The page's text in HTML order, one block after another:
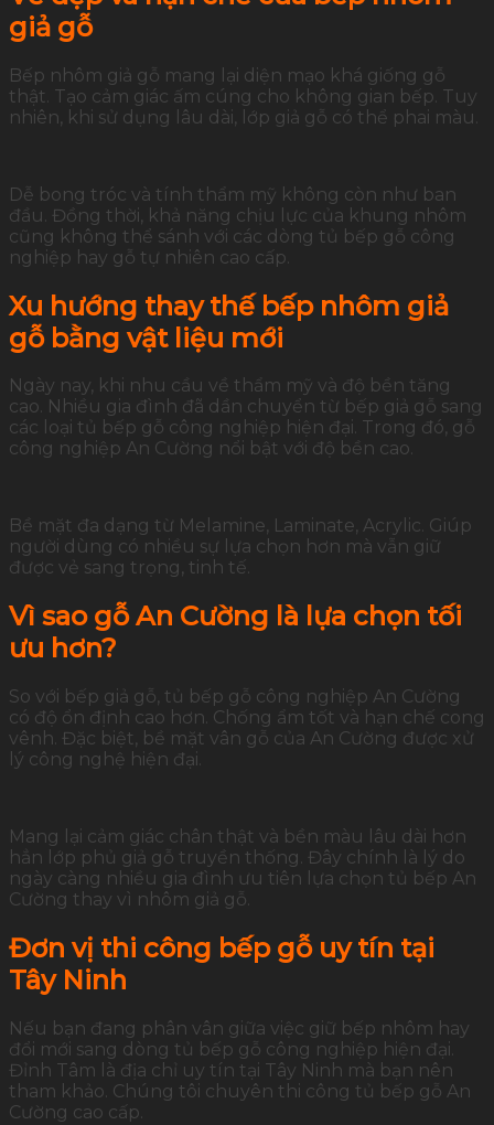
giả gỗ
Bếp nhôm giả gỗ mang lại diện mạo khá giống gỗ
thật. Tạo cảm giác ấm cúng cho không gian bếp. Tuy
nhiên, khi sử dụng lâu dài, lớp giả gỗ có thể phai màu.
Dễ bong tróc và tính thẩm mỹ không còn như ban
đầu. Đồng thời, khả năng chịu lực của khung nhôm
cũng không thể sánh với các dòng tủ bếp gỗ công
nghiệp hay gỗ tự nhiên cao cấp.
Xu hướng thay thế bếp nhôm giả
gỗ bằng vật liệu mới
Ngày nay, khi nhu cầu về thẩm mỹ và độ bền tăng
cao. Nhiều gia đình đã dần chuyển từ bếp giả gỗ sang
các loại tủ bếp gỗ công nghiệp hiện đại. Trong đó, gỗ
công nghiệp An Cường nổi bật với độ bền cao.
Bề mặt đa dạng từ Melamine, Laminate, Acrylic. Giúp
người dùng có nhiều sự lựa chọn hơn mà vẫn giữ
được vẻ sang trọng, tinh tế.
Vì sao gỗ An Cường là lựa chọn tối
ưu hơn?
So với bếp giả gỗ, tủ bếp gỗ công nghiệp An Cường
có độ ổn định cao hơn. Chống ẩm tốt và hạn chế cong
vênh. Đặc biệt, bề mặt vân gỗ của An Cường được xử
lý công nghệ hiện đại.
Mang lại cảm giác chân thật và bền màu lâu dài hơn
hẳn lớp phủ giả gỗ truyền thống. Đây chính là lý do
ngày càng nhiều gia đình ưu tiên lựa chọn tủ bếp An
Cường thay vì nhôm giả gỗ.
Đơn vị thi công bếp gỗ uy tín tại
Tây Ninh
Nếu bạn đang phân vân giữa việc giữ bếp nhôm hay
đổi mới sang dòng tủ bếp gỗ công nghiệp hiện đại.
Đỉnh Tâm là địa chỉ uy tín tại Tây Ninh mà bạn nên
tham khảo. Chúng tôi chuyên thi công tủ bếp gỗ An
Cường cao cấp.